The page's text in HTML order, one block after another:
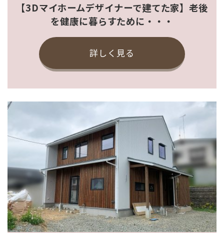
【3Dマイホームデザイナーで建てた家】老後
を健康に暮らすために・・・
詳しく見る